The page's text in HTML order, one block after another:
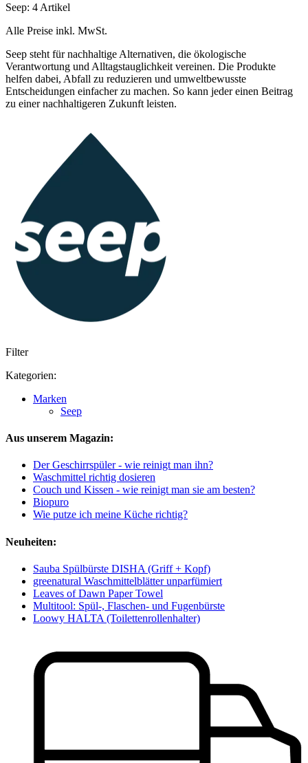
Seep: 4 Artikel
Alle Preise inkl. MwSt.
Seep steht für nachhaltige Alternativen, die ökologische
Verantwortung und Alltagstauglichkeit vereinen. Die Produkte
helfen dabei, Abfall zu reduzieren und umweltbewusste
Entscheidungen einfacher zu machen. So kann jeder einen Beitrag
zu einer nachhaltigeren Zukunft leisten.
Filter
Kategorien:
Marken
Seep
Aus unserem Magazin:
Der Geschirrspüler - wie reinigt man ihn?
Waschmittel richtig dosieren
Couch und Kissen - wie reinigt man sie am besten?
Biopuro
Wie putze ich meine Küche richtig?
Neuheiten:
Sauba Spülbürste DISHA (Griff + Kopf)
greenatural Waschmittelblätter unparfümiert
Leaves of Dawn Paper Towel
Multitool: Spül-, Flaschen- und Fugenbürste
Loowy HALTA (Toilettenrollenhalter)